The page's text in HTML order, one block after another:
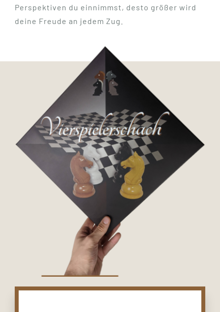
Perspektiven du einnimmst, desto größer wird
deine Freude an jedem Zug.